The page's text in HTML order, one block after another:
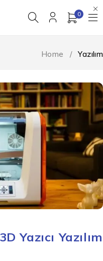
0
Home / Yazılım
Yazıcı Yazılım